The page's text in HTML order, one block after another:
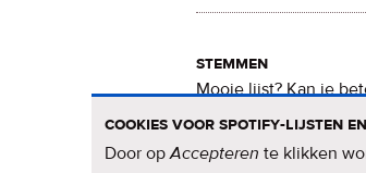
stemmen
Mooie lijst? Kan ie
nu voor de
cookies voor spotify-lijsten
Door opAccepteren te klikken